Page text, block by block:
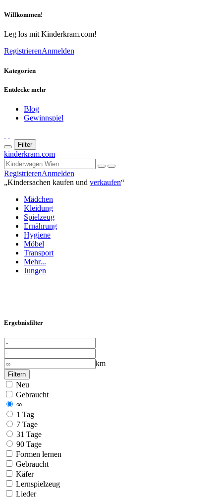
Willkommen!
Leg los mit Kinderkram.com!
RegistrierenAnmelden
Kategorien
Entdecke mehr
Blog
Gewinnspiel
Filter
kinderkram.com
RegistrierenAnmelden
„Kindersachen kaufen und verkaufen“
Mädchen
Kleidung
Spielzeug
Ernährung
Hygiene
Möbel
Transport
Mehr...
Jungen
Ergebnisfilter
km
Filtern
Neu
Gebraucht
∞
1 Tag
7 Tage
31 Tage
90 Tage
Formen lernen
Gebraucht
Käfer
Lernspielzeug
Lieder